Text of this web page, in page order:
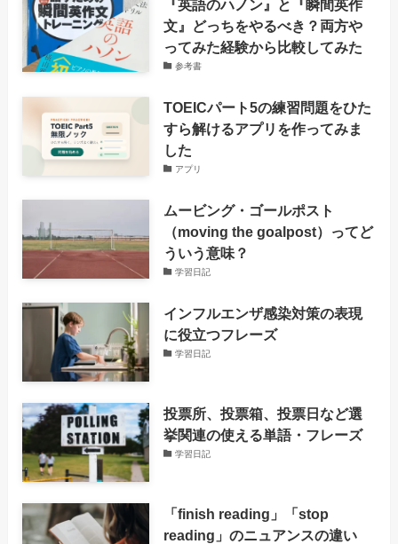
『英語のハノン』と『瞬間英作
文』どっちをやるべき？両方や
ってみた経験から比較してみた
参考書
TOEICパート5の練習問題をひた
すら解けるアプリを作ってみま
した
アプリ
ムービング・ゴールポスト
（moving the goalpost）ってど
ういう意味？
学習日記
インフルエンザ感染対策の表現
に役立つフレーズ
学習日記
投票所、投票箱、投票日など選
挙関連の使える単語・フレーズ
学習日記
「finish reading」「stop
reading」のニュアンスの違い